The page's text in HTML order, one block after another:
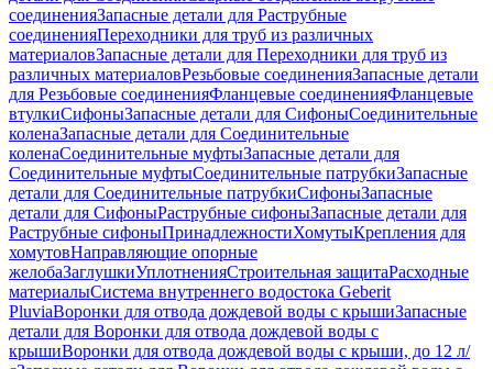
соединенияЗапасные детали для Раструбные
соединенияПереходники для труб из различных
материаловЗапасные детали для Переходники для труб из
различных материаловРезьбовые соединенияЗапасные детали
для Резьбовые соединенияФланцевые соединенияФланцевые
втулкиСифоныЗапасные детали для СифоныСоединительные
коленаЗапасные детали для Соединительные
коленаСоединительные муфтыЗапасные детали для
Соединительные муфтыСоединительные патрубкиЗапасные
детали для Соединительные патрубкиСифоныЗапасные
детали для СифоныРаструбные сифоныЗапасные детали для
Раструбные сифоныПринадлежностиХомутыКрепления для
хомутовНаправляющие опорные
желобаЗаглушкиУплотненияСтроительная защитаРасходные
материалыСистема внутреннего водостока Geberit
PluviaВоронки для отвода дождевой воды с крышиЗапасные
детали для Воронки для отвода дождевой воды с
крышиВоронки для отвода дождевой воды с крыши, до 12 л/